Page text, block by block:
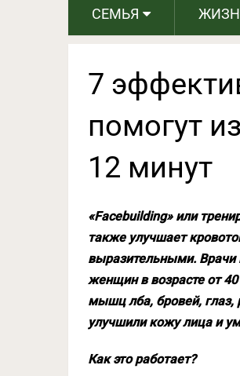
СЕМЬЯ
7
помогут
12 минут
«Facebuilding» или
также улучшает
выразительными. Врачи
женщин в возрасте от
мышц лба, бровей, глаз,
улучшили кожу лица и
Как это работает?